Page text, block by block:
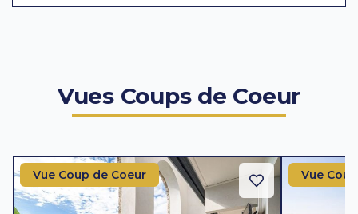
Vues Coups de Coeur
Vue Coup de Coeur Vue